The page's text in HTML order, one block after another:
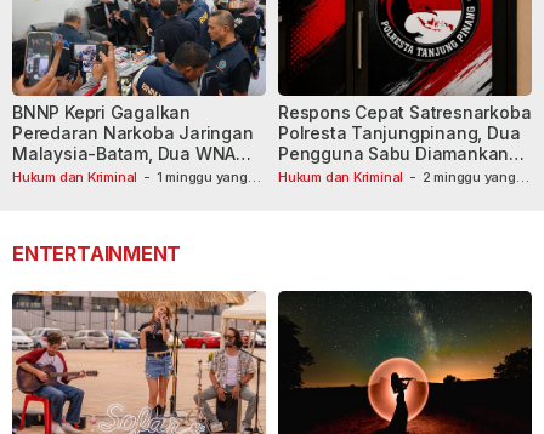
Hukum dan Kriminal - 1 minggu yang
BNNP Kepri Gagalkan
Peredaran Narkoba Jaringan
Malaysia-Batam, Dua WNA
Masih Diburu
Hukum dan Kriminal - 2 minggu yang
Respons Cepat Satresnarkoba
Polresta Tanjungpinang, Dua
Pengguna Sabu Diamankan
Usai Dilaporkan ke Call Center
ENTERTAINMENT